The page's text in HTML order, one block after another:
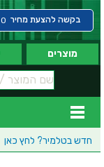
בקשה להצעת מחיר 0
מוצרים
חדש בטלמיר? לחץ כאן